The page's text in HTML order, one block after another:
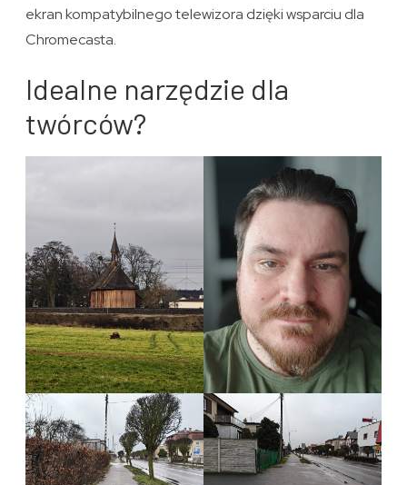
ekran kompatybilnego telewizora dzięki wsparciu dla
Chromecasta.
Idealne narzędzie dla
twórców?